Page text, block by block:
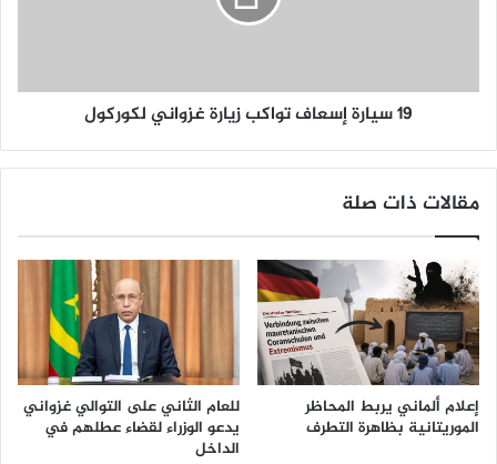
19 سيارة إسعاف تواكب زيارة غزواني لكوركول
مقالات ذات صلة
إعلام ألماني يربط المحاظر
الموريتانية بظاهرة التطرف
للعام الثاني على التوالي غزواني
يدعو الوزراء لقضاء عطلهم في
الداخل